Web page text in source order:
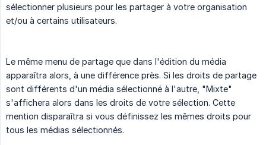
sélectionner plusieurs pour les partager à votre organisation
et/ou à certains utilisateurs.
Le même menu de partage que dans l'édition du média
apparaîtra alors, à une différence près. Si les droits de partage
sont différents d'un média sélectionné à l'autre, "Mixte"
s'affichera alors dans les droits de votre sélection. Cette
mention disparaîtra si vous définissez les mêmes droits pour
tous les médias sélectionnés.